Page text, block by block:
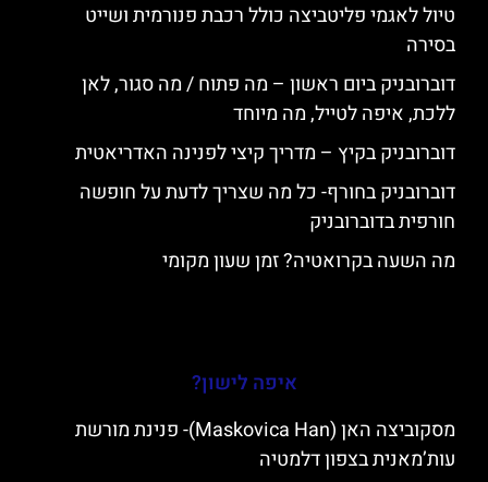
טיול לאגמי פליטביצה כולל רכבת פנורמית ושייט
בסירה
דוברובניק ביום ראשון – מה פתוח / מה סגור, לאן
ללכת, איפה לטייל, מה מיוחד
דוברובניק בקיץ – מדריך קיצי לפנינה האדריאטית
דוברובניק בחורף- כל מה שצריך לדעת על חופשה
חורפית בדוברובניק
מה השעה בקרואטיה? זמן שעון מקומי
איפה לישון?
מסקוביצה האן (Maskovica Han)- פנינת מורשת
עות’מאנית בצפון דלמטיה